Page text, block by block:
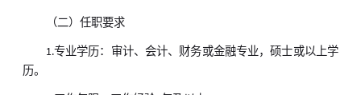
（二）任职要求
1.专业学历：审计、会计、财务或金融专业，硕士或以上学
历。